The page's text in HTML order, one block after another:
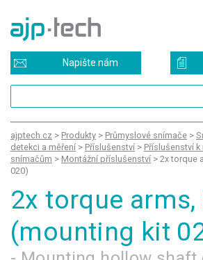
Napište nám
ajptech.cz > Produkty > Průmyslové snímače >
detekci a měření > Příslušenství > Příslušenství
snímačům > Montážní příslušenství > 2x torque
020)
2x torque arms,
(mounting kit